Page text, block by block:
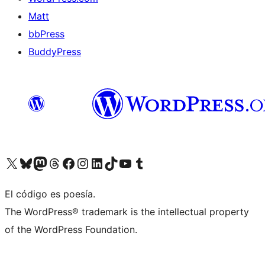
Matt
bbPress
BuddyPress
Visit our X (formerly Twitter) account
Visit our Bluesky account
Visita nuestra cuenta de Twitter
Visit our Threads account
Visita nuestra página de Facebook
Visite nuestra cuenta de Instagram
Visit our LinkedIn account
Visit our TikTok account
Visit our YouTube channel
Visit our Tumblr account
El código es poesía.
The WordPress® trademark is the intellectual property
of the WordPress Foundation.